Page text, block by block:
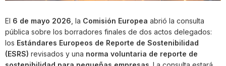
El 6 de mayo 2026 , la Comisión Europea abrió la consulta
pública sobre los borradores finales de dos actos delegados:
los Estándares Europeos de Reporte de Sostenibilidad
(ESRS) revisados y una norma voluntaria de reporte de